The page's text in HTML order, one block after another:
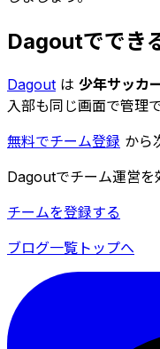
Dagoutででき
Dagout は 少年サッカ
入部も同じ画面で管理で
無料でチーム登録 から
Dagoutでチーム運営を
チームを登録する
ブログ一覧 トップへ